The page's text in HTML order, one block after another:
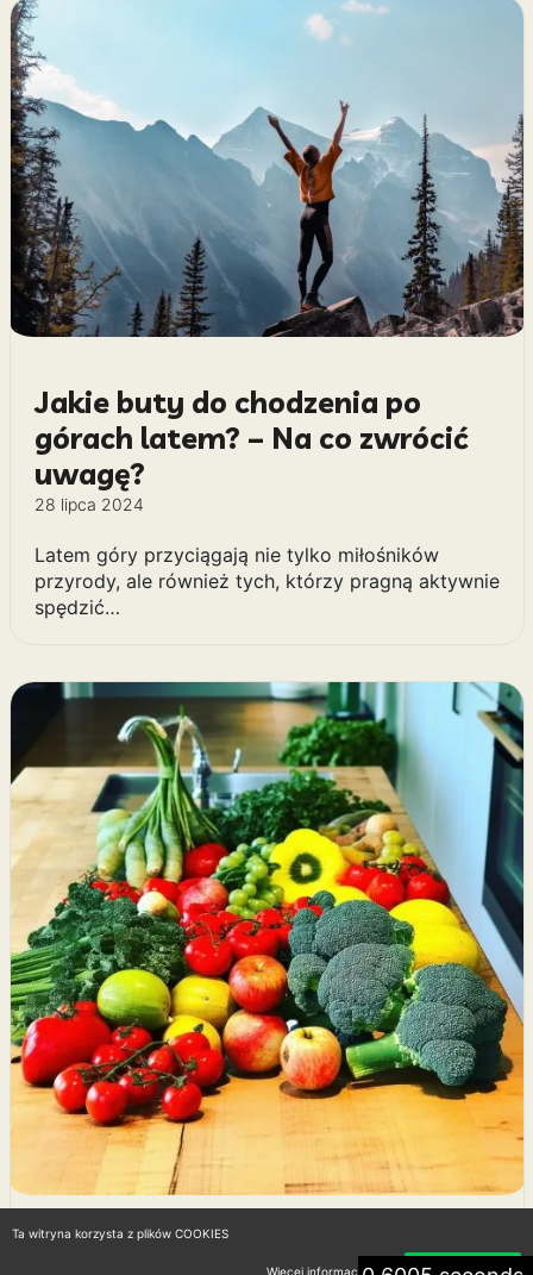
Jakie buty do chodzenia po
górach latem? – Na co zwrócić
uwagę?
28 lipca 2024
Latem góry przyciągają nie tylko miłośników
przyrody, ale również tych, którzy pragną aktywnie
spędzić…
Zdrowy tryb życia – kluczowe
Ta witryna korzysta z plików COOKIES
Więcej informacji Akceptuję